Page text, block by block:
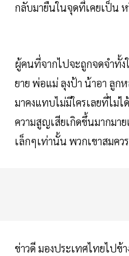
กลับมายืนในจุดที่เคยเป็น
ผู้คนที่จากไปจะถูกจดจำทั้ง
ยาย พ่อแม่ ลุงป้า น้าอา ลูก
มาคงแทบไม่มีใครเลยที่ไม่
ความสูญเสียเกิดขึ้นมากมา
เล็กๆเท่านั้น พวกเขาสมคว
ข่าวดี มองประเทศไทยไปข้